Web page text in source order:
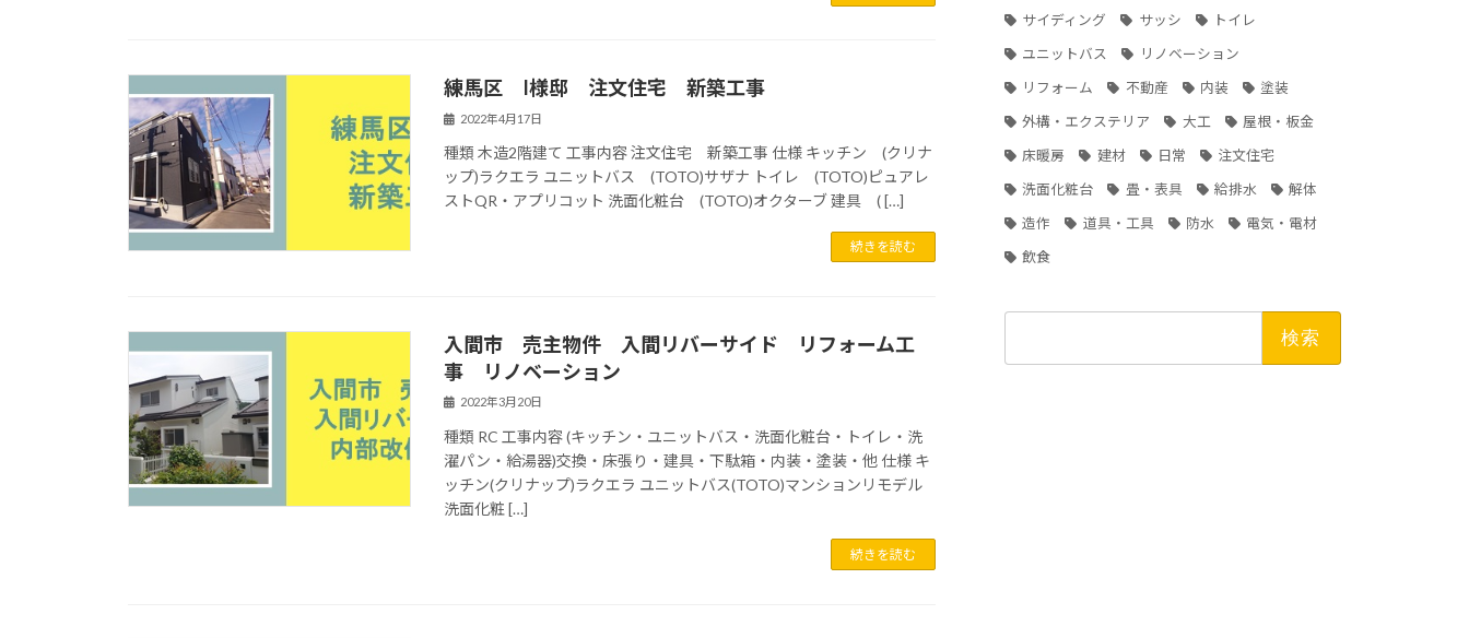
練馬区 I様邸 注文住宅 新築工事
2022年4月17日
種類 木造2階建て 工事内容 注文住宅 新築工事 仕様 キッチン (クリナ
ップ)ラクエラ ユニットバス (TOTO)サザナ トイレ (TOTO)ピュアレ
ストQR・アプリコット 洗面化粧台 (TOTO)オクターブ 建具 ( […]
続きを読む
入間市 売主物件 入間リバーサイド リフォーム工
事 リノベーション
2022年3月20日
種類 RC 工事内容 (キッチン・ユニットバス・洗面化粧台・トイレ・洗
濯パン・給湯器)交換・床張り・建具・下駄箱・内装・塗装・他 仕様 キ
ッチン(クリナップ)ラクエラ ユニットバス(TOTO)マンションリモデル
洗面化粧 […]
続きを読む
サイディング
サッシ
トイレ
ユニットバス
リノベーション
リフォーム
不動産 内装
塗装
外構・エクステリア
大工
屋根・板金
床暖房
建材 日常
注文住宅
洗面化粧台
畳・表具 給排水
解体
造作
道具・工具 防水
電気・電材
飲食